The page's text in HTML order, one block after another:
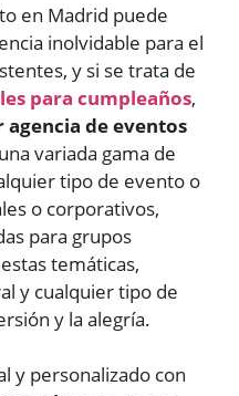
en Madrid puede
inolvidable para el
y si se trata de
para cumpleaños,
agencia de eventos
variada gama de
tipo de evento o
o corporativos,
para grupos
temáticas,
y cualquier tipo de
y la alegría.
y personalizado con